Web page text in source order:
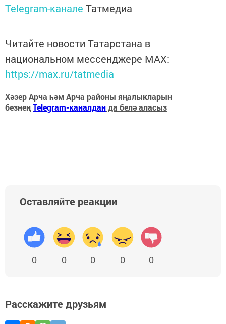
Telegram-канале Татмедиа
Читайте новости Татарстана в
национальном мессенджере MАХ:
https://max.ru/tatmedia
Хәзер Арча һәм Арча районы яңалыкларын
безнеңTelegram-каналданда белә аласыз
Оставляйте реакции
0 0 0 0 0
Расскажите друзьям